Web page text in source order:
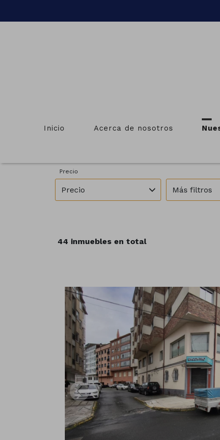
Inicio Acerca de nosotros
Provincias Municipios
Precio
Precio Más filtros
44 inmuebles en total